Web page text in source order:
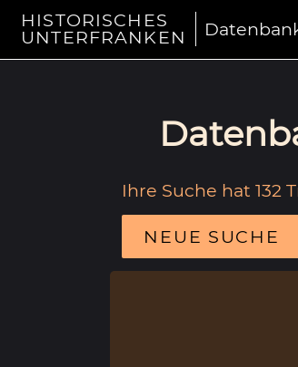
HISTORISCHES
UNTERFRANKEN
Ihre Suche hat 132
NEUE SUCHE